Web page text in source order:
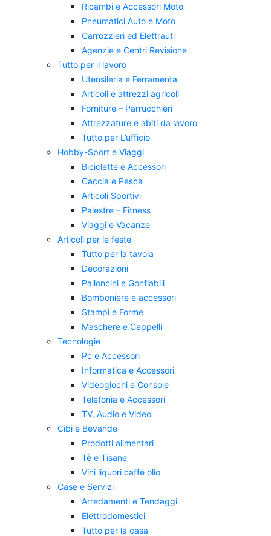
Ricambi e Accessori Moto
Pneumatici Auto e Moto
Carrozzieri ed Elettrauti
Agenzie e Centri Revisione
Tutto per il lavoro
Utensileria e Ferramenta
Articoli e attrezzi agricoli
Forniture – Parrucchieri
Attrezzature e abiti da lavoro
Tutto per L’ufficio
Hobby-Sport e Viaggi
Biciclette e Accessori
Caccia e Pesca
Articoli Sportivi
Palestre – Fitness
Viaggi e Vacanze
Articoli per le feste
Tutto per la tavola
Decorazioni
Palloncini e Gonfiabili
Bomboniere e accessori
Stampi e Forme
Maschere e Cappelli
Tecnologie
Pc e Accessori
Informatica e Accessori
Videogiochi e Console
Telefonia e Accessori
TV, Audio e Video
Cibi e Bevande
Prodotti alimentari
Tè e Tisane
Vini liquori caffè olio
Case e Servizi
Arredamenti e Tendaggi
Elettrodomestici
Tutto per la casa